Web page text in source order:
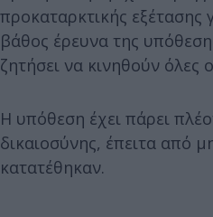
προκαταρκτικής εξέτασης
βάθος έρευνα της
ζητήσει να κινηθούν όλες
Η υπόθεση έχει πάρει
δικαιοσύνης, έπειτα από
κατατέθηκαν.